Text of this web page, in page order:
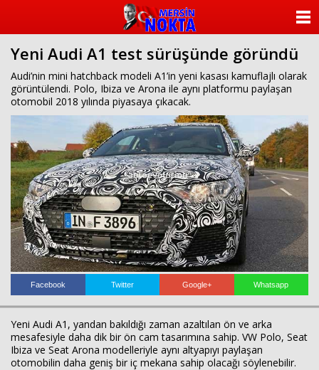
Yeni Audi A1 test sürüşünde göründü
Audi’nin mini hatchback modeli A1’in yeni kasası kamuflajlı olarak
görüntülendi. Polo, Ibiza ve Arona ile aynı platformu paylaşan
otomobil 2018 yılında piyasaya çıkacak.
Facebook Twitter Google+ Whatsapp
Yeni Audi A1, yandan bakıldığı zaman azaltılan ön ve arka
mesafesiyle daha dik bir ön cam tasarımına sahip. VW Polo, Seat
Ibiza ve Seat Arona modelleriyle aynı altyapıyı paylaşan
otomobilin daha geniş bir iç mekana sahip olacağı söylenebilir.
KATEGORİLER
YAZARLAR
ANKETLER
FOTO GALERİ
VİDEO GALERİ
KÜNYE
İLETİŞİM